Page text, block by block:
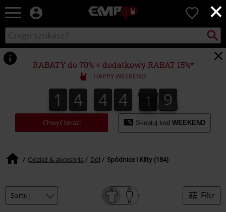
×
EMP
Merch
Fanów:
Muzyki,
Filmów,
Seriali
Gier
-
Moda
Alternatywna.
0
Wyszukaj
katalog
Szukaj
RABATY do 70% + dodatkowy RABAT 15%*
HAPPY WEEKEND
1
1 4
4 4
4 4
4 0
1
0 7
8
7
9
8
Chwyć teraz! Skopiuj kod WEEKEND
Odzież & akcesoria Dół Spódnice i Kilty (184)
Filtr